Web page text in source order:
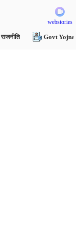
webstories
राजनीति Govt Yojna